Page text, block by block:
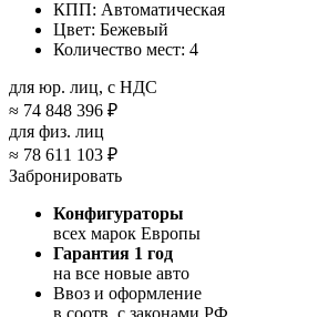
КПП: Автоматическая
Цвет: Бежевый
Количество мест: 4
для юр. лиц, с НДС
≈ 74 848 396 ₽
для физ. лиц
≈ 78 611 103 ₽
Забронировать
Конфигураторы
всех марок Европы
Гарантия 1 год
на все новые авто
Ввоз и оформление
в соотв. с законами РФ